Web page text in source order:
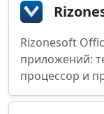
Rizonesoft
приложений:
процессор и